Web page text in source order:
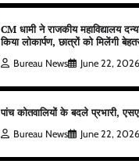
CM धामी ने राजकीय महाविद्यालय
किया लोकार्पण, छात्रों को मिलेंगी
Bureau News June 22, 2026
पांच कोतवालियों के बदले प्रभारी,
Bureau News June 22, 2026